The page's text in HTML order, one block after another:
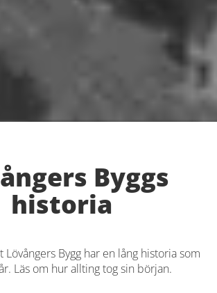
Byggs
historia
Lövångers Bygg har en lång historia som
Läs om hur allting tog sin början.